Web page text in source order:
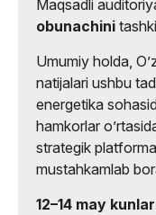
Maqsadli
obunachini
Umumiy holda,
natijalari ushbu
energetika
hamkorlar
strategik
mustahkamlab
12–14 may